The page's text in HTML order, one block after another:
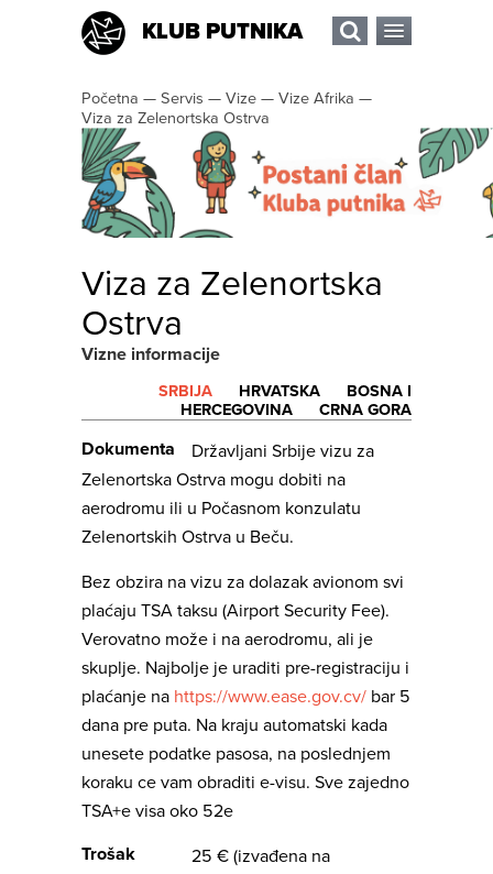
KLUB PUTNIKA
Početna — Servis — Vize — Vize Afrika —
Viza za Zelenortska Ostrva
Viza za Zelenortska
Ostrva
Vizne informacije
SRBIJA HRVATSKA
BOSNA I
HERCEGOVINA
CRNA GORA
Dokumenta
Državljani Srbije vizu za
Zelenortska Ostrva mogu dobiti na
aerodromu ili u Počasnom konzulatu
Zelenortskih Ostrva u Beču.
Bez obzira na vizu za dolazak avionom svi
plaćaju TSA taksu (Airport Security Fee).
Verovatno može i na aerodromu, ali je
skuplje. Najbolje je uraditi pre-registraciju i
plaćanje na https://www.ease.gov.cv/ bar 5
dana pre puta. Na kraju automatski kada
unesete podatke pasosa, na poslednjem
koraku ce vam obraditi e-visu. Sve zajedno
TSA+e visa oko 52e
Trošak
25 € (izvađena na